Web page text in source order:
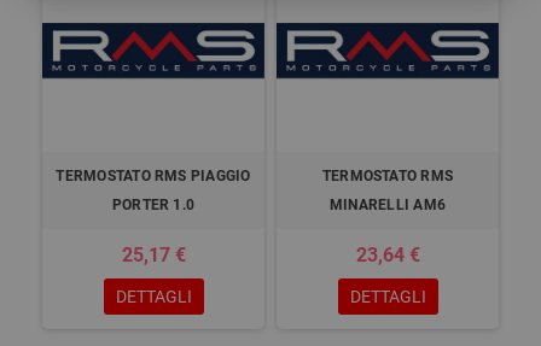
TERMOSTATO RMS PIAGGIO
PORTER 1.0
25,17 €
DETTAGLI
TERMOSTATO RMS
MINARELLI AM6
23,64 €
DETTAGLI